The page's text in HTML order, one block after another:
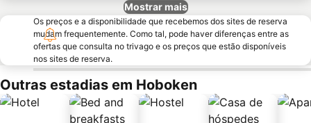
Mostrar mais
Os preços e a disponibilidade que recebemos dos sites de reserva
mudam frequentemente. Como tal, pode haver diferenças entre as
ofertas que consulta no trivago e os preços que estão disponíveis
nos sites de reserva.
Outras estadias em Hoboken